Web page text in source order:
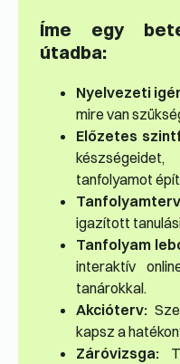
Íme egy
útadba:
Nyelvezeti
mire van
Előzetes
tanfolyamot
igazított
Tanfolyam
interaktív
tanárokkal.
Akcióterv:
kapsz a
Záróvizsga: